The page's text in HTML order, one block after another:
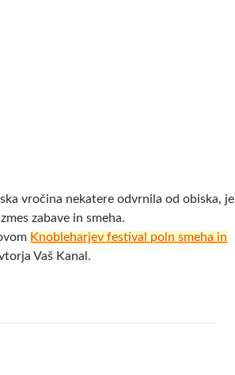
vročina nekatere odvrnila od obiska, je
zabave in smeha.
Knobleharjev festival poln smeha in
Vaš Kanal.